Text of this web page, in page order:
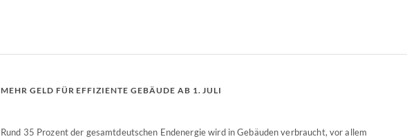
MEHR GELD FÜR EFFIZIENTE GEBÄUDE AB 1. JULI
Rund 35 Prozent der gesamtdeutschen Endenergie wird in Gebäuden verbraucht, vor allem